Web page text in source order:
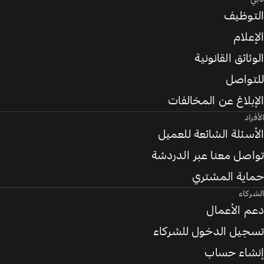
التوظيف
الإعلام
الوثائق القانونية
للتواصل
الإبلاغ عن المخالفات
الأفراد
الأسئلة الشائعة للعميل
تواصل معنا عبر الدردشة
حماية المشتري
الشركاء
دعم الأعمال
تسجيل الدخول للشركاء
إنشاء حساب